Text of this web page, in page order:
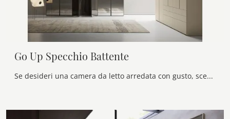
Go Up Specchio Battente
Se desideri una camera da letto arredata con gusto, scegli l'armadio Go Up Specchio Battente con ante battenti di Alf Da Frè!